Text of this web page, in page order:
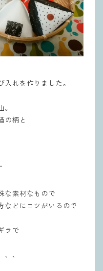
れを作りました。
の柄と
な素材なもので
などにコツがいるので
ラで
、